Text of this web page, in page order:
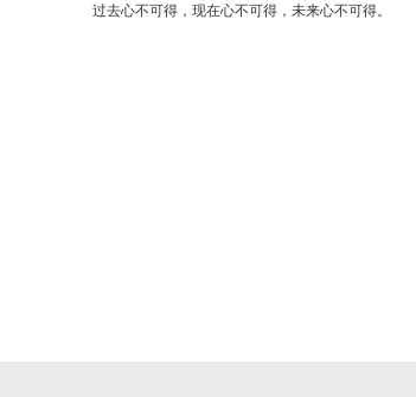
过去心不可得，现在心不可得，未来心不可得。